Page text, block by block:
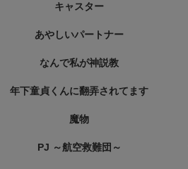
キャスター
あやしいパートナー
なんで私が神説教
年下童貞くんに翻弄されてます
魔物
PJ ～航空救難団～